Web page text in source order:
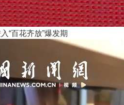
“百花齐放”爆发期